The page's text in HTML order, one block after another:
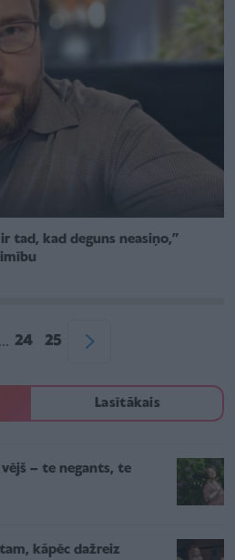
tad, kad deguns neasiņo,”
... 24 25
Lasītākais
– te negants, te
kāpēc dažreiz